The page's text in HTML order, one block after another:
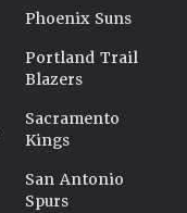
Phoenix Suns
Portland Trail
Blazers
Sacramento
Kings
San Antonio
Spurs